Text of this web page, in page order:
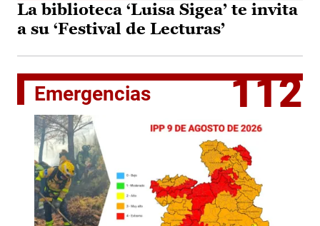
La biblioteca ‘Luisa Sigea’ te invita
a su ‘Festival de Lecturas’
Emergencias 112